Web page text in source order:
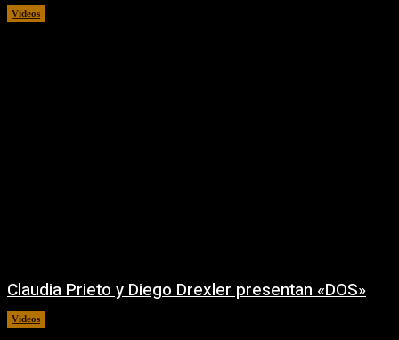
Videos
Claudia Prieto y Diego Drexler presentan «DOS»
Videos